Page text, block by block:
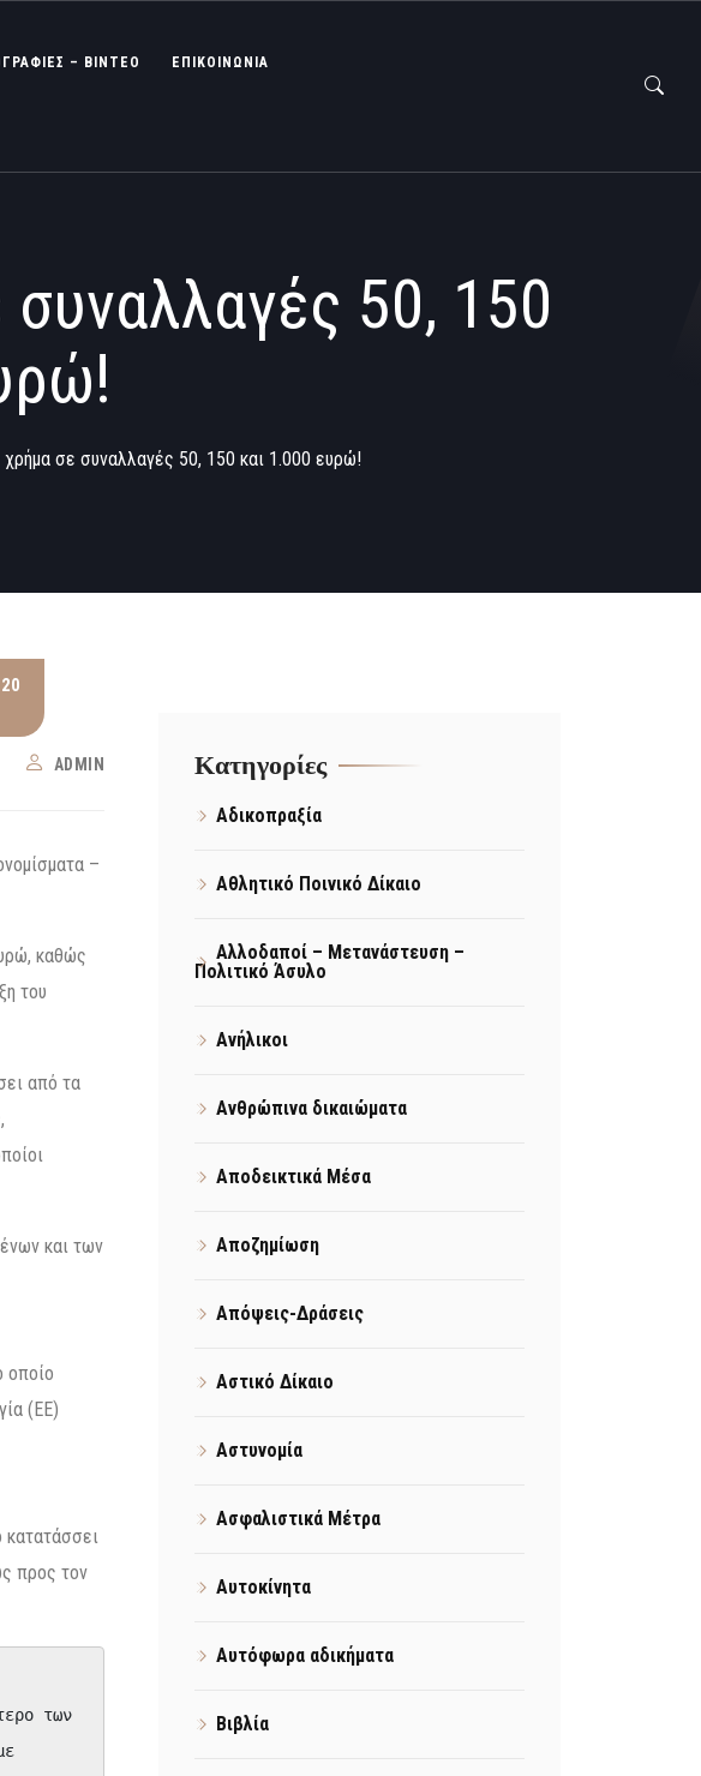
– ΒΊΝΤΕΟ ΕΠΙΚΟΙΝΩΝΙΑ
50, 150
χρήμα σε συναλλαγές 50, 150 και 1.000 ευρώ!
ADMIN
–
καθώς
του
από τα
και των
οποίο
(ΕΕ)
κατατάσσει
προς τον
των
Kατηγορίες
Αδικοπραξία
Αθλητικό Ποινικό Δίκαιο
Αλλοδαποί – Μετανάστευση –
Πολιτικό Άσυλο
Ανήλικοι
Ανθρώπινα δικαιώματα
Αποδεικτικά Μέσα
Αποζημίωση
Απόψεις-Δράσεις
Αστικό Δίκαιο
Αστυνομία
Ασφαλιστικά Μέτρα
Αυτοκίνητα
Αυτόφωρα αδικήματα
Βιβλία